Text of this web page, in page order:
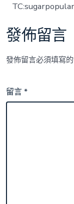
發佈留言
發佈留言必須填寫
留言*